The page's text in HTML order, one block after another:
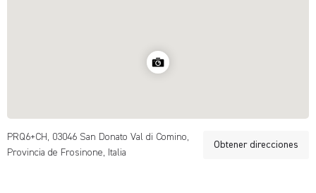
PRQ6+CH, 03046 San Donato Val di Comino,
Provincia de Frosinone, Italia
Obtener direcciones